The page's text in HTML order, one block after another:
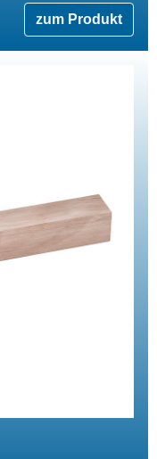
zum Produkt